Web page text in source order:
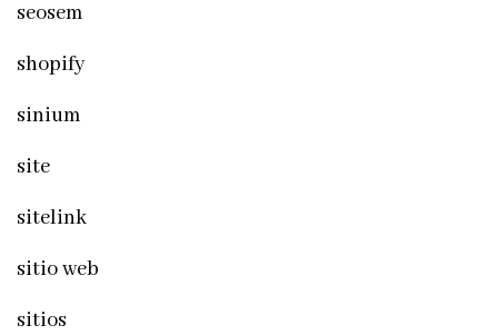
seosem
shopify
sinium
site
sitelink
sitio web
sitios